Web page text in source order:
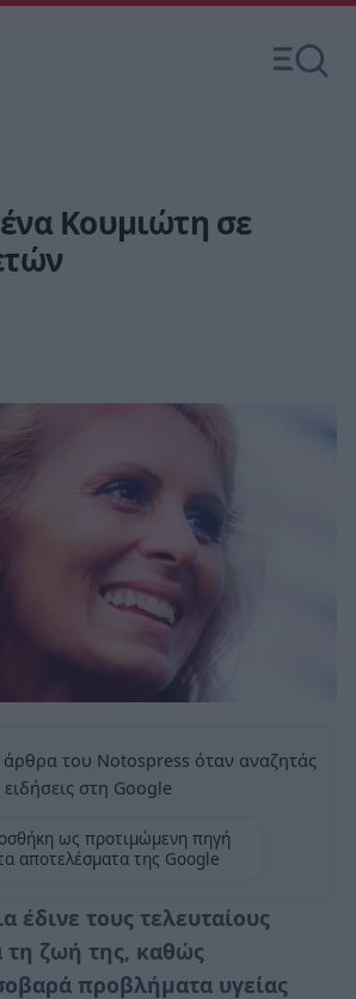
Κουμιώτη σε
άρθρα του Notospress όταν αναζητάς
ειδήσεις στη Google
ως προτιμώμενη πηγή
αποτελέσματα της Google
έδινε τους τελευταίους
τη ζωή της, καθώς
προβλήματα υγείας